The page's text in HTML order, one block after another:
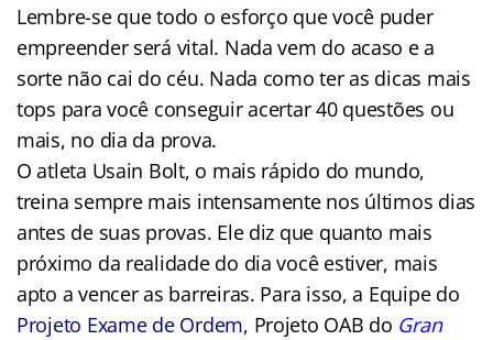
Lembre-se que todo o esforço que você puder
empreender será vital. Nada vem do acaso e a
sorte não cai do céu. Nada como ter as dicas mais
tops para você conseguir acertar 40 questões ou
mais, no dia da prova.
O atleta Usain Bolt, o mais rápido do mundo,
treina sempre mais intensamente nos últimos dias
antes de suas provas. Ele diz que quanto mais
próximo da realidade do dia você estiver, mais
apto a vencer as barreiras. Para isso, a Equipe do
Projeto Exame de Ordem, Projeto OAB do Gran